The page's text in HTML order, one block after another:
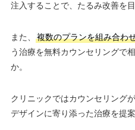
注入することで、たるみ改善を
また、 複数のプランを組み合わ
う治療を無料カウンセリングで
か。
クリニックではカウンセリング
デザインに寄り添った治療を提